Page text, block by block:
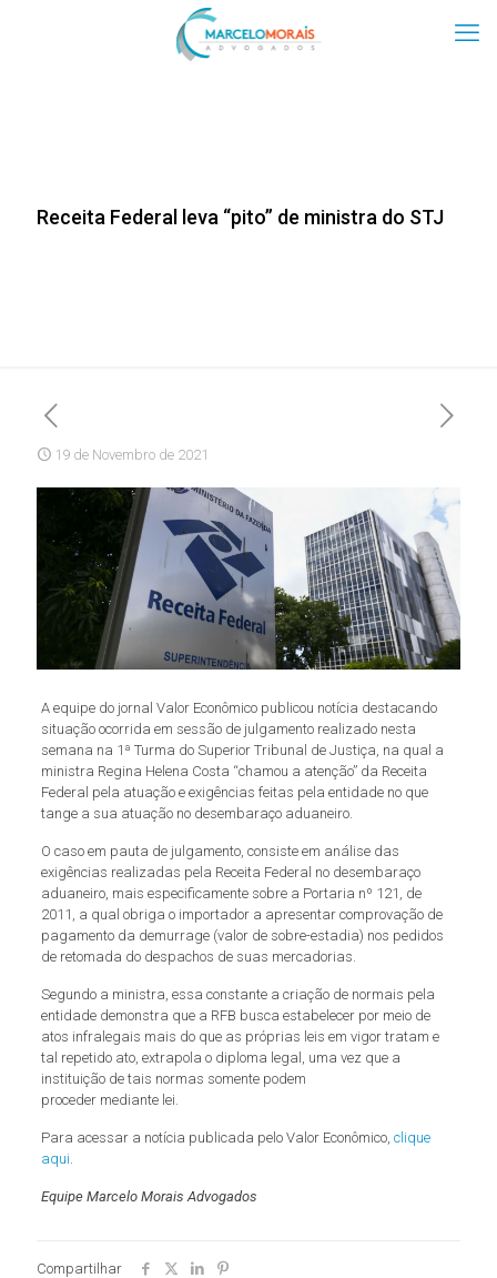
Receita Federal leva “pito” de ministra do STJ
19 de Novembro de 2021
A equipe do jornal Valor Econômico publicou notícia destacando
situação ocorrida em sessão de julgamento realizado nesta
semana na 1ª Turma do Superior Tribunal de Justiça, na qual a
ministra Regina Helena Costa “chamou a atenção” da Receita
Federal pela atuação e exigências feitas pela entidade no que
tange a sua atuação no desembaraço aduaneiro.
O caso em pauta de julgamento, consiste em análise das
exigências realizadas pela Receita Federal no desembaraço
aduaneiro, mais especificamente sobre a Portaria nº 121, de
2011, a qual obriga o importador a apresentar comprovação de
pagamento da demurrage (valor de sobre-estadia) nos pedidos
de retomada do despachos de suas mercadorias.
Segundo a ministra, essa constante a criação de normais pela
entidade demonstra que a RFB busca estabelecer por meio de
atos infralegais mais do que as próprias leis em vigor tratam e
tal repetido ato, extrapola o diploma legal, uma vez que a
instituição de tais normas somente podem
proceder mediante lei.
Para acessar a notícia publicada pelo Valor Econômico, clique
aqui
Equipe Marcelo Morais Advogados
Compartilhar